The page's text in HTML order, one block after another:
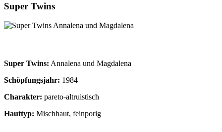
Super Twins
Super Twins: Annalena und Magdalena
Schöpfungsjahr: 1984
Charakter: pareto-altruistisch
Hauttyp: Mischhaut, feinporig